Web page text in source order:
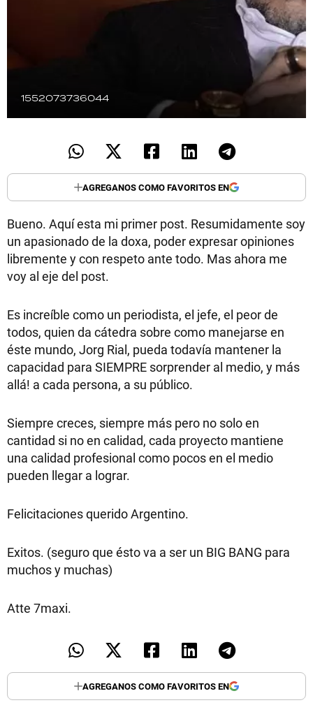
1552073736044
AGREGANOS COMO FAVORITOS EN
Bueno. Aquí esta mi primer post. Resumidamente soy
un apasionado de la doxa, poder expresar opiniones
libremente y con respeto ante todo. Mas ahora me
voy al eje del post.
Es increíble como un periodista, el jefe, el peor de
todos, quien da cátedra sobre como manejarse en
éste mundo, Jorg Rial, pueda todavía mantener la
capacidad para SIEMPRE sorprender al medio, y más
allá! a cada persona, a su público.
Siempre creces, siempre más pero no solo en
cantidad si no en calidad, cada proyecto mantiene
una calidad profesional como pocos en el medio
pueden llegar a lograr.
Felicitaciones querido Argentino.
Exitos. (seguro que ésto va a ser un BIG BANG para
muchos y muchas)
Atte 7maxi.
AGREGANOS COMO FAVORITOS EN
TECNOLOGÍA